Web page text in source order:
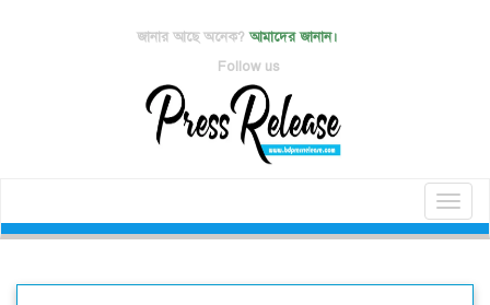
জানার আছে অনেক? আমাদের জানান।
Follow us